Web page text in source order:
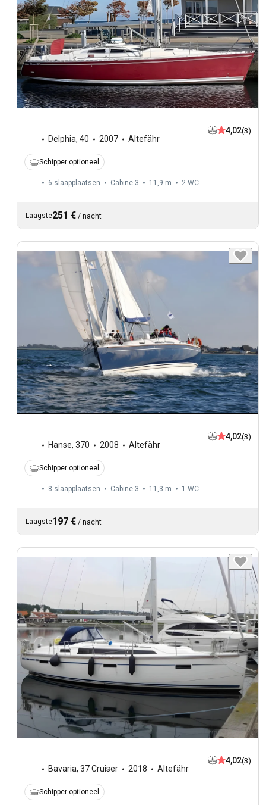
Delphia, 40 2007 Altefähr
4,02(3)
Schipper optioneel
6 slaapplaatsen Cabine 3 11,9 m 2 WC
Laagste251 € / nacht
Hanse, 370 2008 Altefähr
4,02(3)
Schipper optioneel
8 slaapplaatsen Cabine 3 11,3 m 1 WC
Laagste197 € / nacht
Bavaria, 37 Cruiser 2018 Altefähr
4,02(3)
Schipper optioneel